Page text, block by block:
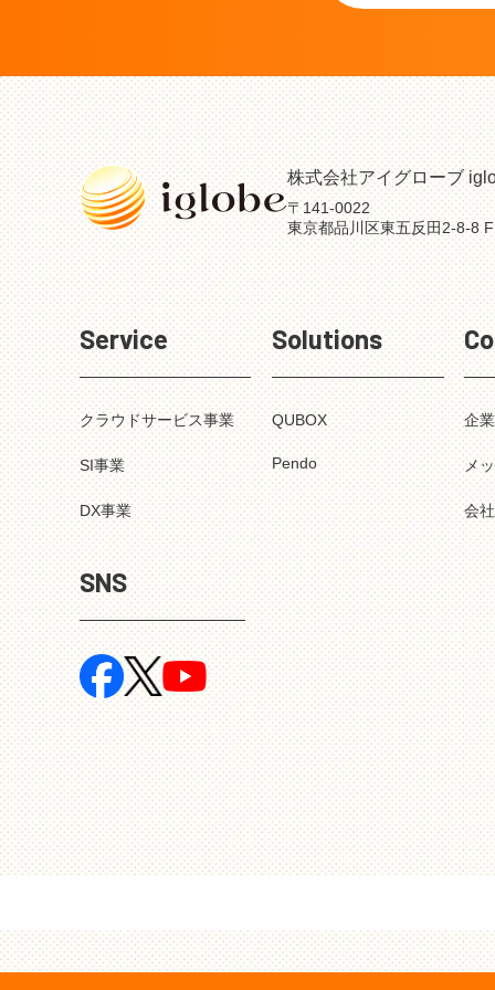
株式会社アイグローブ
〒141-0022
東京都品川区東五反田2-8-8
Service
クラウドサービス事業
SI事業
DX事業
Solutions
QUBOX
Pendo
企
メ
会
SNS